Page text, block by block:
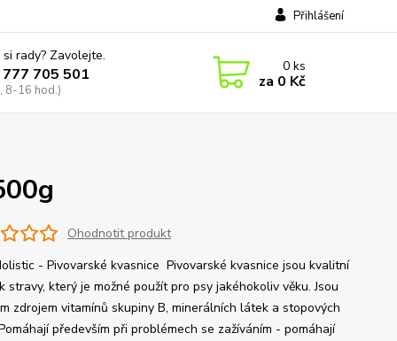
Přihlášení
rady? Zavolejte.
705 501
8-16 hod.)
0ks
za 0 Kč
Ohodnotit produkt
- Pivovarské kvasnice Pivovarské kvasnice jsou kvalitní
stravy, který je možné použít pro psy jakéhokoliv věku. Jsou
zdrojem vitamínů skupiny B, minerálních látek a stopových
především při problémech se zažíváním - pomáhají